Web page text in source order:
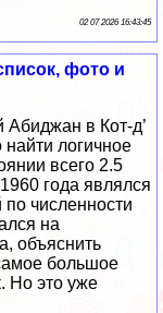
02 07 2026 16:43:45
фото и
в Кот-д’
логичное
всего 2.5
года являлся
по численности
на
объяснить
большое
Но это уже